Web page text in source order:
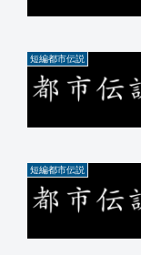
短編都市伝説
短編都市伝説